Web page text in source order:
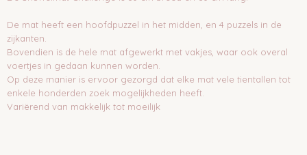
De mat heeft een hoofdpuzzel in het midden, en 4 puzzels in de
zijkanten.
Bovendien is de hele mat afgewerkt met vakjes, waar ook overal
voertjes in gedaan kunnen worden.
Op deze manier is ervoor gezorgd dat elke mat vele tientallen tot
enkele honderden zoek mogelijkheden heeft.
Variërend van makkelijk tot moeilijk